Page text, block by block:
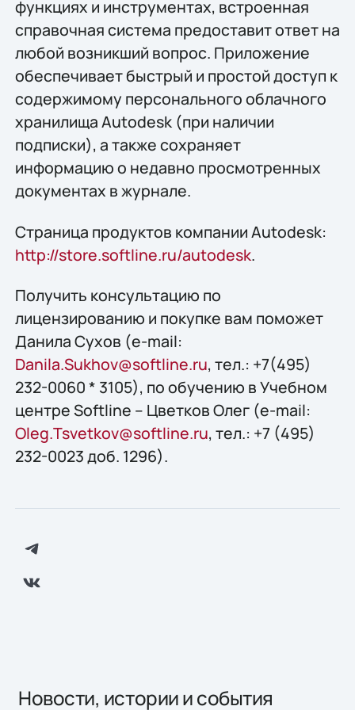
функциях и инструментах, встроенная
справочная система предоставит ответ на
любой возникший вопрос. Приложение
обеспечивает быстрый и простой доступ к
содержимому персонального облачного
хранилища Autodesk (при наличии
подписки), а также сохраняет
информацию о недавно просмотренных
документах в журнале.
Страница продуктов компании Autodesk:
http://store.softline.ru/autodesk.
Получить конcультацию по
лицензированию и покупке вам поможет
Данила Сухов (e-mail:
Danila.Sukhov@softline.ru, тел.: +7(495)
232-0060 * 3105), по обучению в Учебном
центре Softline – Цветков Олег (e-mail:
Oleg.Tsvetkov@softline.ru, тел.: +7 (495)
232-0023 доб. 1296).
Новости, истории и события